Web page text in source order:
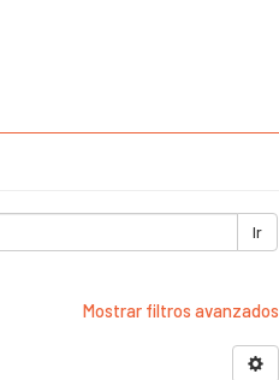
Ir
Mostrar filtros avanzados